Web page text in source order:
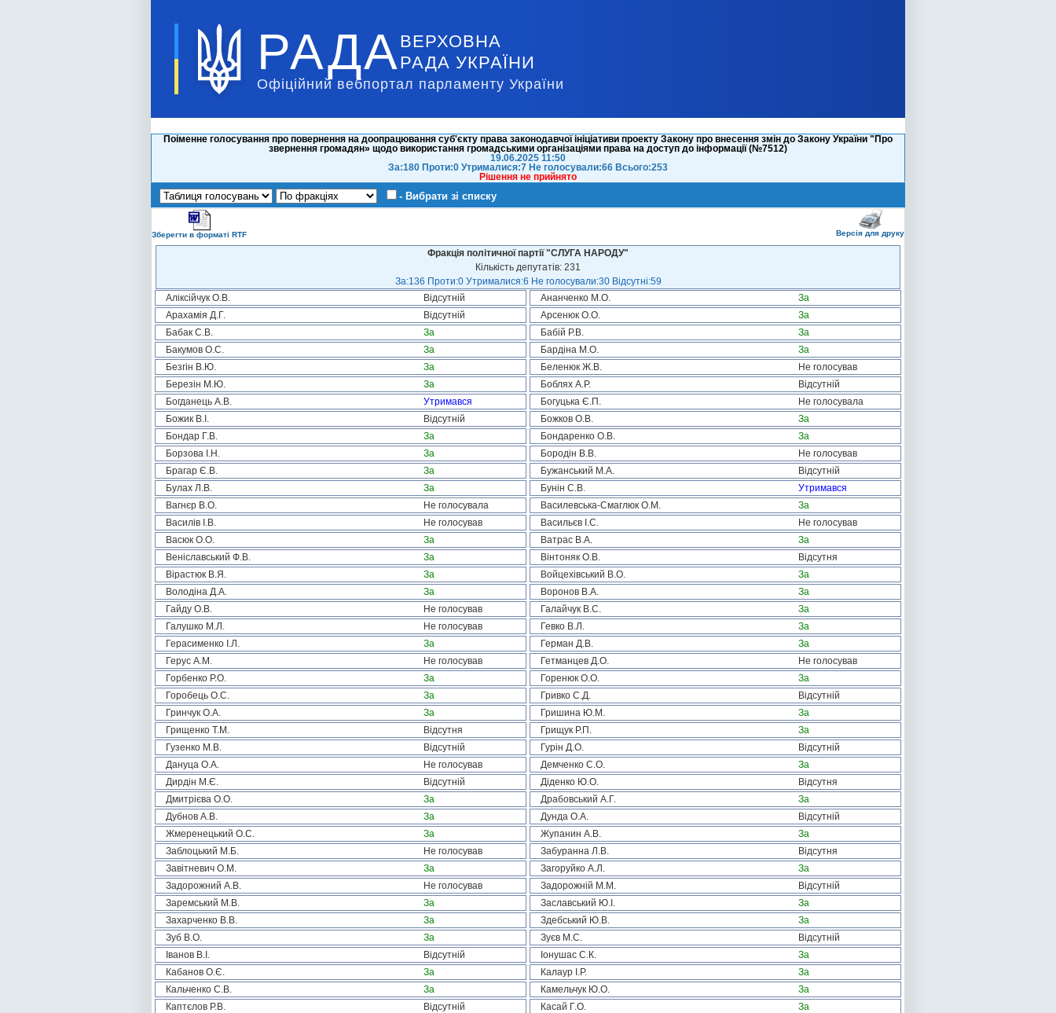
РАДА ВЕРХОВНА
РАДА УКРАЇНИ
Офіційний вебпортал парламенту України
Поіменне голосування про повернення на доопрацювання суб'єкту права законодавчої ініціативи проекту Закону про внесення змін до Закону України "Про
звернення громадян» щодо використання громадськими організаціями права на доступ до інформації (№7512)
19.06.2025 11:50
За:180 Проти:0 Утрималися:7 Не голосували:66 Всього:253
Рішення не прийнято
- Вибрати зі списку
Зберегти в форматі RTF Версія для друку
Фракція політичної партії "СЛУГА НАРОДУ"
Кількість депутатів: 231
За:136 Проти:0 Утрималися:6 Не голосували:30 Відсутні:59
Аліксійчук О.В.
Відсутній Ананченко М.О.
За
Арахамія Д.Г.
Відсутній Арсенюк О.О.
За
Бабак С.В.
За Бабій Р.В.
За
Бакумов О.С.
За Бардіна М.О.
За
Безгін В.Ю.
За Беленюк Ж.В.
Не голосував
Березін М.Ю.
За Боблях А.Р.
Відсутній
Богданець А.В.
Утримався Богуцька Є.П.
Не голосувала
Божик В.І.
Відсутній Божков О.В.
За
Бондар Г.В.
За Бондаренко О.В.
За
Борзова І.Н.
За Бородін В.В.
Не голосував
Брагар Є.В.
За Бужанський М.А.
Відсутній
Булах Л.В.
За Бунін С.В.
Утримався
Вагнєр В.О.
Не голосувала Василевська-Смаглюк О.М.
За
Василів І.В.
Не голосував Васильєв І.С.
Не голосував
Васюк О.О.
За Ватрас В.А.
За
Веніславський Ф.В.
За Вінтоняк О.В.
Відсутня
Вірастюк В.Я.
За Войцехівський В.О.
За
Володіна Д.А.
За Воронов В.А.
За
Гайду О.В.
Не голосував Галайчук В.С.
За
Галушко М.Л.
Не голосував Гевко В.Л.
За
Герасименко І.Л.
За Герман Д.В.
За
Герус А.М.
Не голосував Гетманцев Д.О.
Не голосував
Горбенко Р.О.
За Горенюк О.О.
За
Горобець О.С.
За Гривко С.Д.
Відсутній
Гринчук О.А.
За Гришина Ю.М.
За
Грищенко Т.М.
Відсутня Грищук Р.П.
За
Гузенко М.В.
Відсутній Гурін Д.О.
Відсутній
Дануца О.А.
Не голосував Демченко С.О.
За
Дирдін М.Є.
Відсутній Діденко Ю.О.
Відсутня
Дмитрієва О.О.
За Драбовський А.Г.
За
Дубнов А.В.
За Дунда О.А.
Відсутній
Жмеренецький О.С.
За Жупанин А.В.
За
Заблоцький М.Б.
Не голосував Забуранна Л.В.
Відсутня
Завітневич О.М.
За Загоруйко А.Л.
За
Задорожний А.В.
Не голосував Задорожній М.М.
Відсутній
Заремський М.В.
За Заславський Ю.І.
За
Захарченко В.В.
За Здебський Ю.В.
За
Зуб В.О.
За Зуєв М.С.
Відсутній
Іванов В.І.
Відсутній Іонушас С.К.
За
Кабанов О.Є.
За Калаур І.Р.
За
Кальченко С.В.
За Камельчук Ю.О.
За
Каптєлов Р.В.
Відсутній Касай Г.О.
За